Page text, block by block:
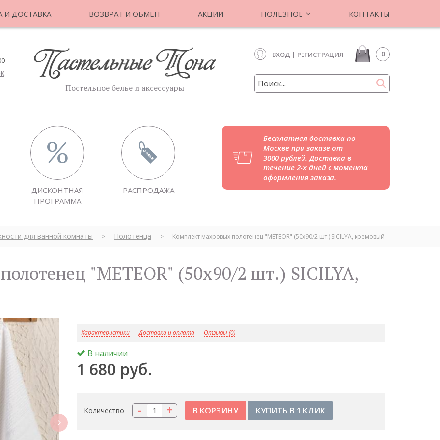
И ДОСТАВКА ВОЗВРАТ И ОБМЕН АКЦИИ ПОЛЕЗНОЕ КОНТАКТЫ
ВХОД | РЕГИСТРАЦИЯ 0
Постельное белье и аксессуары
ДИСКОНТНАЯ
ПРОГРАММА
РАСПРОДАЖА
Бесплатная доставка по
Москве при заказе от
3000 рублей. Доставка в
течение 2-х дней с момента
оформления заказа.
для ванной комнаты > Полотенца > Комплект махровых полотенец "METEOR" (50x90/2 шт.) SICILYA, кремовый
Характеристики Доставка и оплата Отзывы (0)
В наличии
1 680 руб.
Количество +
- КУПИТЬ В 1 КЛИК